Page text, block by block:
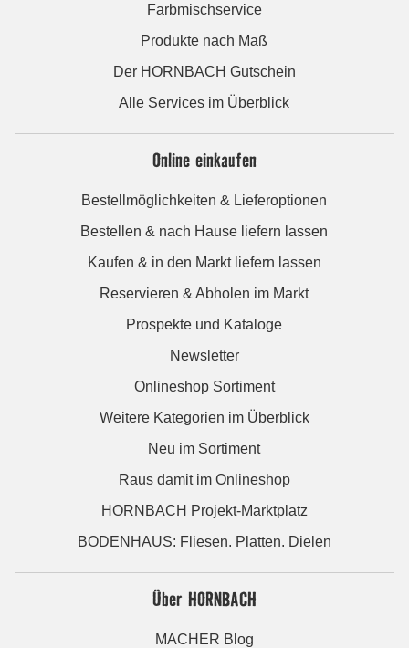
Farbmischservice
Produkte nach Maß
Der HORNBACH Gutschein
Alle Services im Überblick
Online einkaufen
Bestellmöglichkeiten & Lieferoptionen
Bestellen & nach Hause liefern lassen
Kaufen & in den Markt liefern lassen
Reservieren & Abholen im Markt
Prospekte und Kataloge
Newsletter
Onlineshop Sortiment
Weitere Kategorien im Überblick
Neu im Sortiment
Raus damit im Onlineshop
HORNBACH Projekt-Marktplatz
BODENHAUS: Fliesen. Platten. Dielen
Über HORNBACH
MACHER Blog